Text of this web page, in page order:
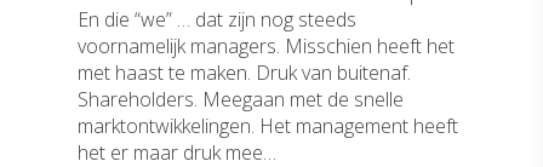
En die “we” … dat zijn nog steeds
voornamelijk managers. Misschien heeft het
met haast te maken. Druk van buitenaf.
Shareholders. Meegaan met de snelle
marktontwikkelingen. Het management heeft
het er maar druk mee…